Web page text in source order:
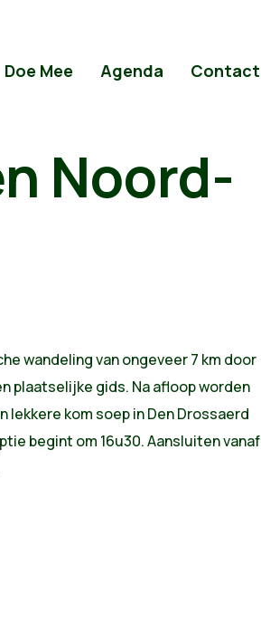
Doe Mee Agenda Contact
Noord-
wandeling van ongeveer 7 km door
plaatselijke gids. Na afloop worden
kom soep in Den Drossaerd
begint om 16u30. Aansluiten vanaf